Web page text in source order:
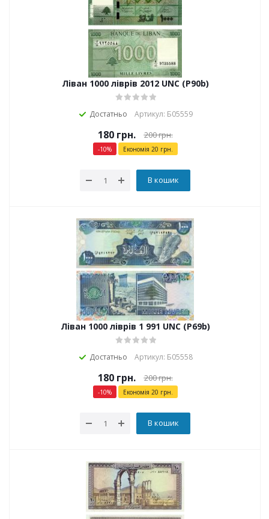
Ліван 1000 ліврів 2012 UNC (P90b)
Достатньо Артикул: Б05559
180грн. 200грн.
-10% Економія 20 грн.
В кошик
Ліван 1000 ліврів 1 991 UNC (P69b)
Достатньо Артикул: Б05558
180грн. 200грн.
-10% Економія 20 грн.
В кошик